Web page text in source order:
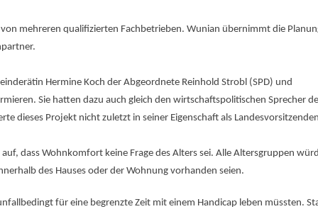
mehreren qualifizierten Fachbetrieben. Wunian übernimmt die
Hermine Koch der Abgeordnete Reinhold Strobl (SPD) und
Sie hatten dazu auch gleich den wirtschaftspolitischen Sprecher
dieses Projekt nicht zuletzt in seiner Eigenschaft als
dass Wohnkomfort keine Frage des Alters sei. Alle Altersgruppen
des Hauses oder der Wohnung vorhanden seien.
für eine begrenzte Zeit mit einem Handicap leben müssten.